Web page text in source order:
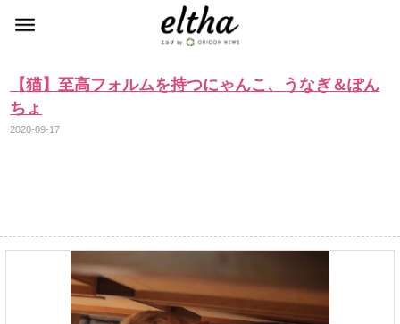
【猫】至高フォルムを持つにゃんこ、うなぎ＆ぽん
ちょ
2020-09-17